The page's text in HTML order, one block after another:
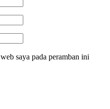
saya pada peramban ini